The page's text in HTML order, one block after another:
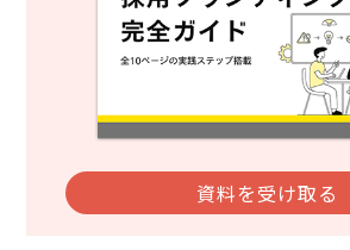
資料を受け取る